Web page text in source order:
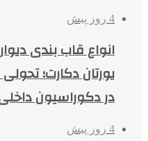
4 روز پیش
انواع قاب بندی
یورتان دکارت؛
در دکوراسیون
4 روز پیش